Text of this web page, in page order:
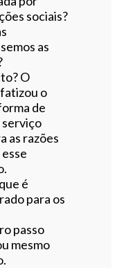
sociais?
as
O
o
de
serviço
as razões
é
para os
passo
mesmo